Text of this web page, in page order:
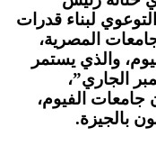
لبناء قدرات
المصرية،
والذي يستمر
“من 8 إلى 11 سبتمبر الجاري”،
جامعات الفيوم،
بالجيزة.